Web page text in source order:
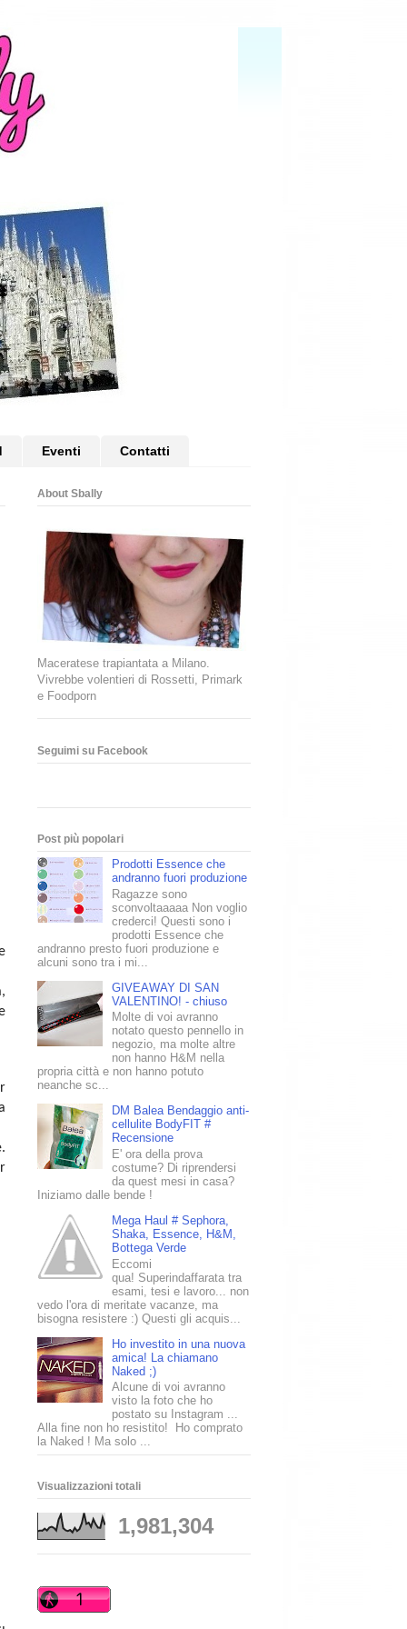
Eventi Contatti
About Sbally
Maceratese trapiantata a Milano.
Vivrebbe volentieri di Rossetti, Primark
e Foodporn
Seguimi su Facebook
Post più popolari
Prodotti Essence che
andranno fuori produzione
Ragazze sono
sconvoltaaaaa Non voglio
crederci! Questi sono i
prodotti Essence che
andranno presto fuori produzione e
alcuni sono tra i mi...
GIVEAWAY DI SAN
VALENTINO! - chiuso
Molte di voi avranno
notato questo pennello in
negozio, ma molte altre
non hanno H&M nella
propria città e non hanno potuto
neanche sc...
DM Balea Bendaggio anti-
cellulite BodyFIT #
Recensione
E' ora della prova
costume? Di riprendersi
da quest mesi in casa?
Iniziamo dalle bende !
Mega Haul # Sephora,
Shaka, Essence, H&M,
Bottega Verde
Eccomi
qua! Superindaffarata tra
esami, tesi e lavoro... non
vedo l'ora di meritate vacanze, ma
bisogna resistere :) Questi gli acquis...
Ho investito in una nuova
amica! La chiamano
Naked ;)
Alcune di voi avranno
visto la foto che ho
postato su Instagram ...
Alla fine non ho resistito! Ho comprato
la Naked ! Ma solo ...
Visualizzazioni totali
1,981,304